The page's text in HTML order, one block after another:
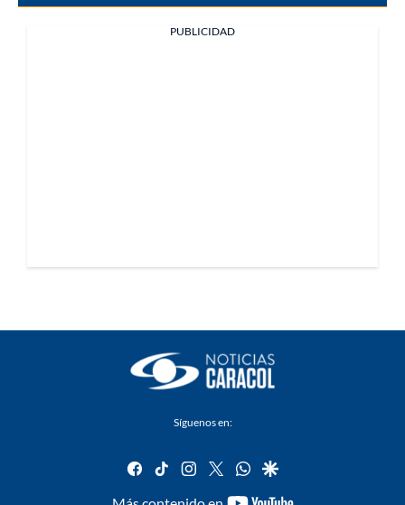
PUBLICIDAD
Síguenos en:
facebook
tiktok instagram
twitterwhatsapp
google
youtube-